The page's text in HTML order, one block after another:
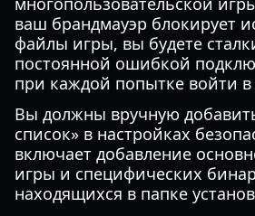
ваш брандмауэр блокирует
файлы игры, вы будете
постоянной ошибкой
при каждой попытке войти
Вы должны вручную
список» в настройках
включает добавление
игры и специфических
находящихся в папке